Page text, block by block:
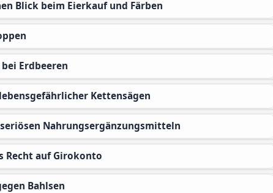
Blick beim Eierkauf und Färben
Erdbeeren
Kettensägen
Nahrungsergänzungsmitteln
Recht auf Girokonto
Bahlsen